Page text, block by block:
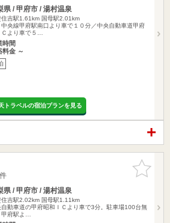
県 / 甲府市 / 湯村温泉
住吉駅1.61km 国母駅2.01km
中央線甲府駅南口より車で１０分／中央自動車道甲府
Ｃより車で５…
時間
料金 ～
トラベルの宿泊プランを見る
お気に入
りに追加
県 / 甲府市 / 湯村温泉
住吉駅2.02km 国母駅1.11km
自動車道の甲府昭和ＩＣより車で3分。駐車場100台無
府駅よ…